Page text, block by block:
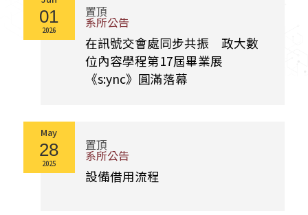
01
2026
置頂
系所公告
在訊號交會處同步共振 政大數
位內容學程第17屆畢業展
《s:ync》圓滿落幕
May
28
2025
置頂
系所公告
設備借用流程